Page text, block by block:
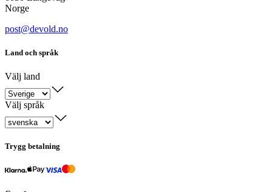
Norge
post@devold.no
Land och språk
Välj land
Välj språk
Trygg betalning